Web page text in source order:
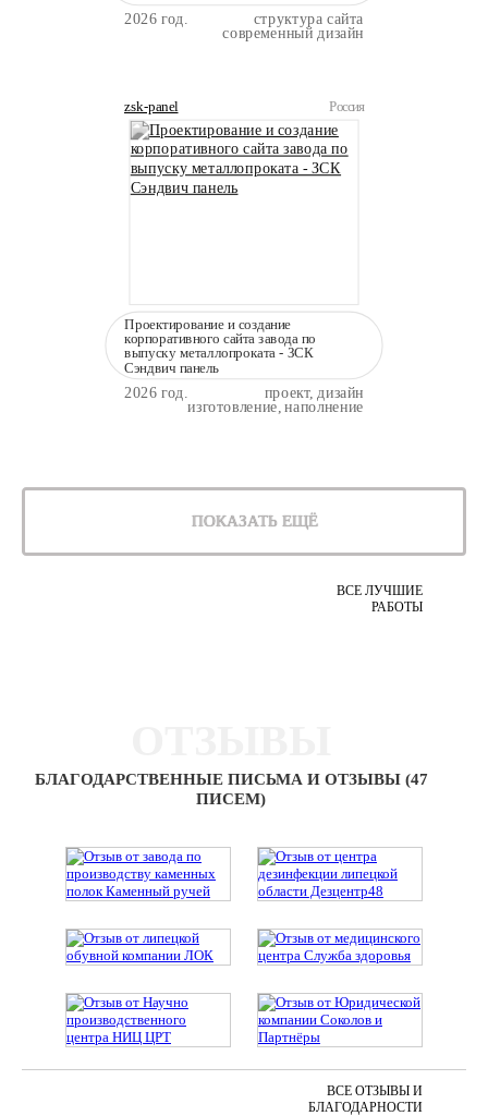
2026 год. структура сайта
современный дизайн
zsk-panel Россия
Проектирование и создание
корпоративного сайта завода по
выпуску металлопроката - ЗСК
Сэндвич панель
2026 год.
проект, дизайн
изготовление, наполнение
ПОКАЗАТЬ ЕЩЁ
ВСЕ ЛУЧШИЕ
РАБОТЫ
БЛАГОДАРСТВЕННЫЕ ПИСЬМА И ОТЗЫВЫ (47
ПИСЕМ)
ВСЕ ОТЗЫВЫ И
БЛАГОДАРНОСТИ